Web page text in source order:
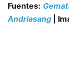
Fuentes:
Andriasang |